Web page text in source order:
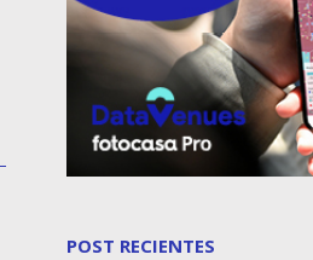
POST RECIENTES